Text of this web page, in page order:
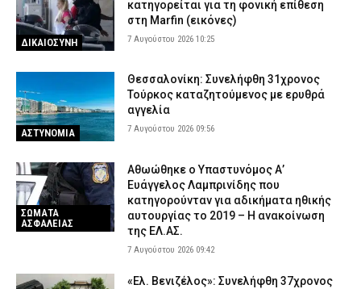
Λάρισα: Μοτοσικλέτα συγκρούστηκε με νταλίκα στην Αγιά – Στο
νοσοκομείο ο αναβάτης
Ανησυχητικά στοιχεία της ΠΟΕΔΗΝ: Οκτώ καταγγελίες για
βιασμό μέσα σε 20 ημέρες στη Ζάκυνθο
ΕΙΔΗΣΕΙΣ 6 Αυγούστου 2026 20:34
ΔΙΚΑΙΟΣΥΝΗ
κατηγορείται για τη φονική επίθεση
στη Marfin (εικόνες)
7 Αυγούστου 2026 10:25
ΑΣΤΥΝΟΜΙΑ
Θεσσαλονίκη: Συνελήφθη 31χρονος
Τούρκος καταζητούμενος με ερυθρά
αγγελία
7 Αυγούστου 2026 09:56
ΣΩΜΑΤΑ
ΑΣΦΑΛΕΙΑΣ
Αθωώθηκε ο Υπαστυνόμος Α’
Ευάγγελος Λαμπρινίδης που
κατηγορούνταν για αδικήματα ηθικής
αυτουργίας το 2019 – Η ανακοίνωση
της ΕΛ.ΑΣ.
7 Αυγούστου 2026 09:42
«Ελ. Βενιζέλος»: Συνελήφθη 37χρονος